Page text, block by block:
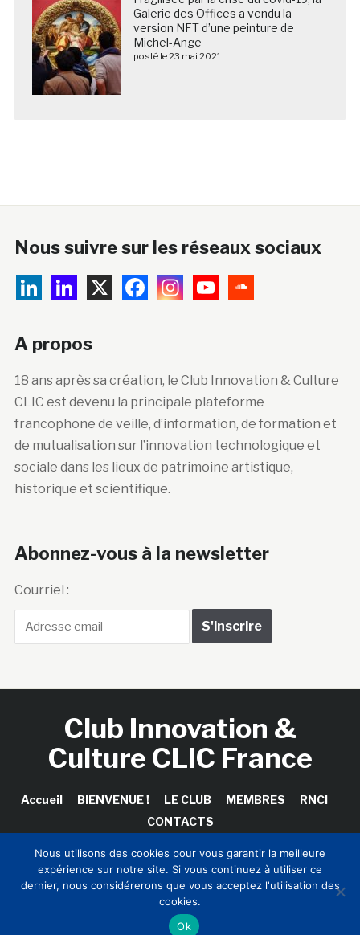
Galerie des Offices a vendu la
version NFT d’une peinture de
Michel-Ange
posté le 23 mai 2021
Nous suivre sur les réseaux sociaux
A propos
18 ans après sa création, le Club Innovation & Culture
CLIC est devenu la principale plateforme
francophone de veille, d’information, de formation et
de mutualisation sur l’innovation technologique et
sociale dans les lieux de patrimoine artistique,
historique et scientifique.
Abonnez-vous à la newsletter
Courriel :
Club Innovation &
Culture CLIC France
Accueil BIENVENUE ! LE CLUB MEMBRES
RNCI
CONTACTS
Copyright © 2026 Club Innovation & Culture CLIC France /
Sinapses Conseils
Nous utilisons des cookies pour vous garantir la meilleure
expérience sur notre site. Si vous continuez à utiliser ce
dernier, nous considérerons que vous acceptez l'utilisation des
cookies.
Ok